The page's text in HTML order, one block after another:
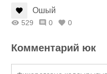
Ошый
529 0 0
Комментарий юк